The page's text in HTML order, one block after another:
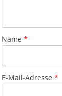
Name *
E-Mail-Adresse *